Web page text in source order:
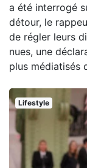
a été interrogé
détour, le
de régler leurs
nues, une
plus médiatisés
Lifestyle